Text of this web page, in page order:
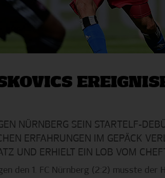
NÜRNBERG SEIN STARTELF-
ERFAHRUNGEN IM GEPÄCK
UND ERHIELT EIN LOB VOM
den 1. FC Nürnberg (2:2) musste der